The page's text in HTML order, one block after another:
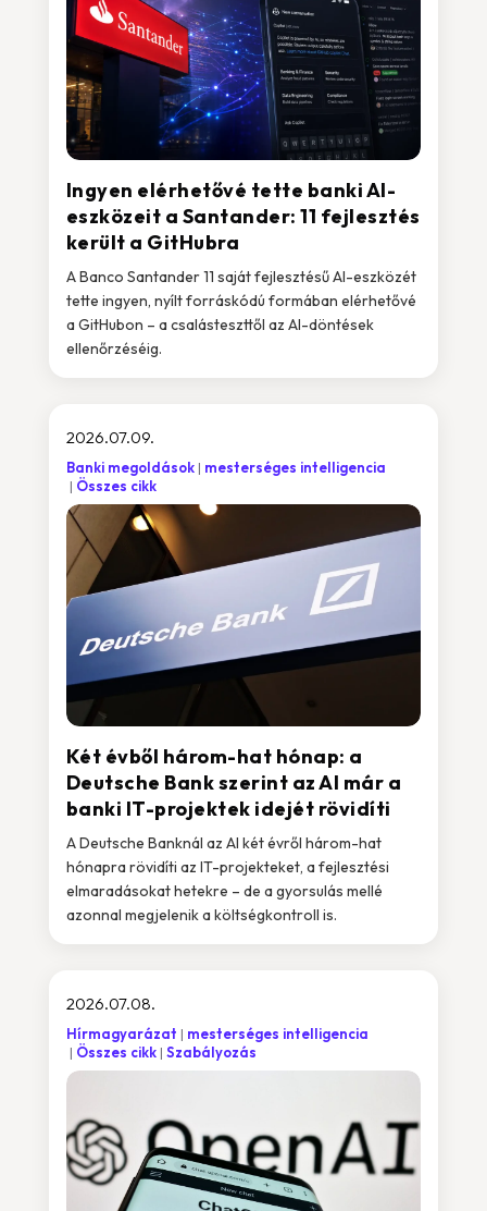
Ingyen elérhetővé tette banki AI-
eszközeit a Santander: 11 fejlesztés
került a GitHubra
A Banco Santander 11 saját fejlesztésű AI-eszközét
tette ingyen, nyílt forráskódú formában elérhetővé
a GitHubon – a csalásteszttől az AI-döntések
ellenőrzéséig.
Két évből három-hat hónap: a
Deutsche Bank szerint az AI már a
banki IT-projektek idejét rövidíti
2026.07.09.
Banki megoldások
mesterséges intelligencia
Összes cikk
A Deutsche Banknál az AI két évről három-hat
hónapra rövidíti az IT-projekteket, a fejlesztési
elmaradásokat hetekre – de a gyorsulás mellé
azonnal megjelenik a költségkontroll is.
2026.07.08.
Hírmagyarázat
mesterséges intelligencia
Összes cikk Szabályozás